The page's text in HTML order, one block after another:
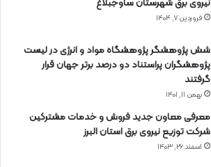
نیروی برق شهرستان ساوجبلاغ
فروردین ۷, ۱۴۰۴
شش پژوهشگر پژوهشگاه مواد و انرژی در لیست
پژوهشگران پراستناد دو درصد برتر جهان قرار
گرفتند
بهمن ۱۱, ۱۴۰۱
معرفی معاون جدید فروش و خدمات مشتركین
شركت توزیع نیروی برق استان البرز
اسفند ۲۶, ۱۴۰۳